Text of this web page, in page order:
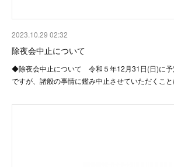
2023.10.29 02:32
除夜会中止について
◆除夜会中止について 令和５年12月31日(日)に予
ですが、諸般の事情に鑑み中止させていただく